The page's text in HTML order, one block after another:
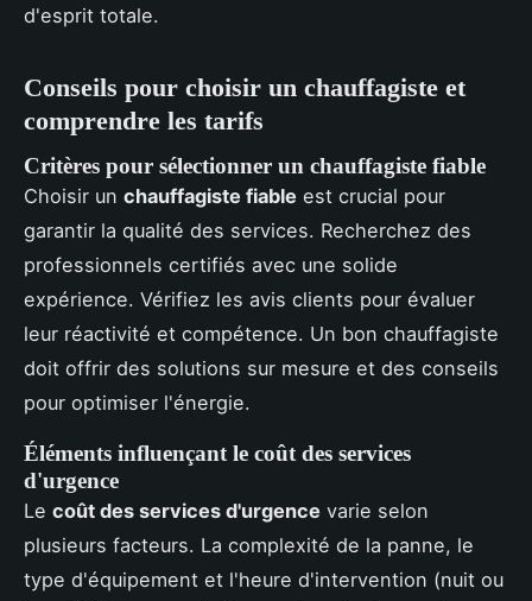
d'esprit totale.
Conseils pour choisir un chauffagiste et
comprendre les tarifs
Critères pour sélectionner un chauffagiste fiable
Choisir un chauffagiste fiable est crucial pour
garantir la qualité des services. Recherchez des
professionnels certifiés avec une solide
expérience. Vérifiez les avis clients pour évaluer
leur réactivité et compétence. Un bon chauffagiste
doit offrir des solutions sur mesure et des conseils
pour optimiser l'énergie.
Éléments influençant le coût des services
d'urgence
Le coût des services d'urgence varie selon
plusieurs facteurs. La complexité de la panne, le
type d'équipement et l'heure d'intervention (nuit ou